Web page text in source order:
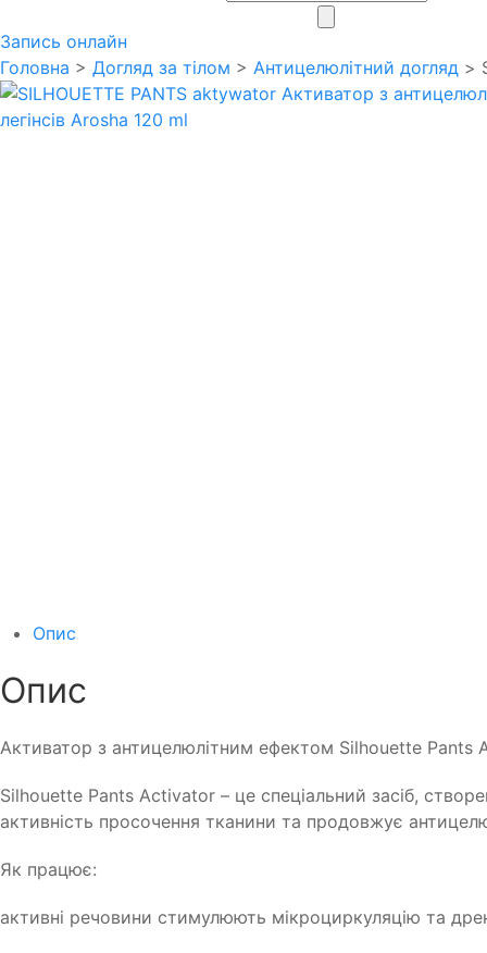
Запись онлайн
Головна > Догляд за тілом > Антицелюлітний догляд >
Опис
Опис
Активатор з антицелюлітним ефектом Silhouette Pants
Silhouette Pants Activator – це спеціальний засіб,
активність просочення тканини та продовжує
Як працює:
активні речовини стимулюють мікроциркуляцію та